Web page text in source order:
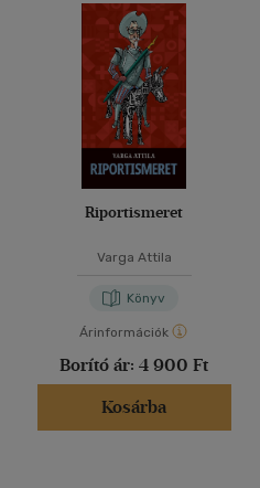
Riportismeret
Varga Attila
Könyv
Árinformációk
Borító ár: 4 900 Ft
Kosárba